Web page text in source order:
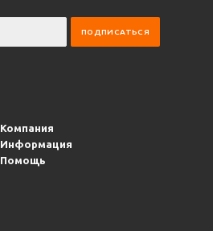
Компания
Информация
Помощь